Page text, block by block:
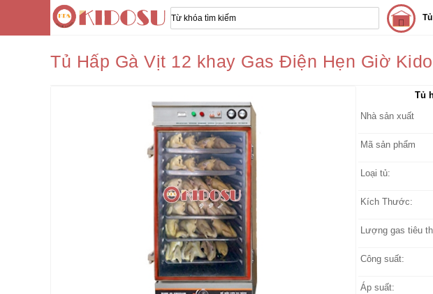
Tủ Hấp Gà Vịt 12 khay Gas Điện Hẹn Giờ
Tủ
Nhà sản xuất
Mã sản phẩm
Loại tủ:
Kích Thước:
Lượng gas tiêu
Công suất:
Áp suất: